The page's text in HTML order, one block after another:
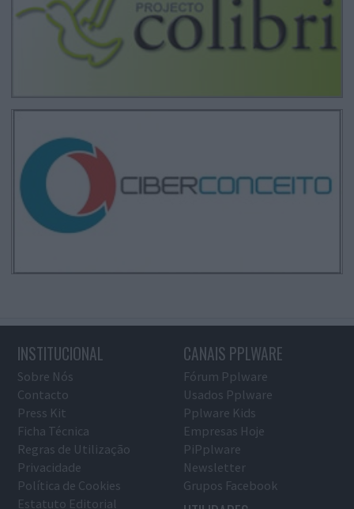
INSTITUCIONAL
Sobre Nós
Contacto
Press Kit
Ficha Técnica
Regras de Utilização
Privacidade
Política de Cookies
Estatuto Editorial
CANAIS PPLWARE
Fórum Pplware
Usados Pplware
Pplware Kids
Empresas Hoje
PiPplware
Newsletter
Grupos Facebook